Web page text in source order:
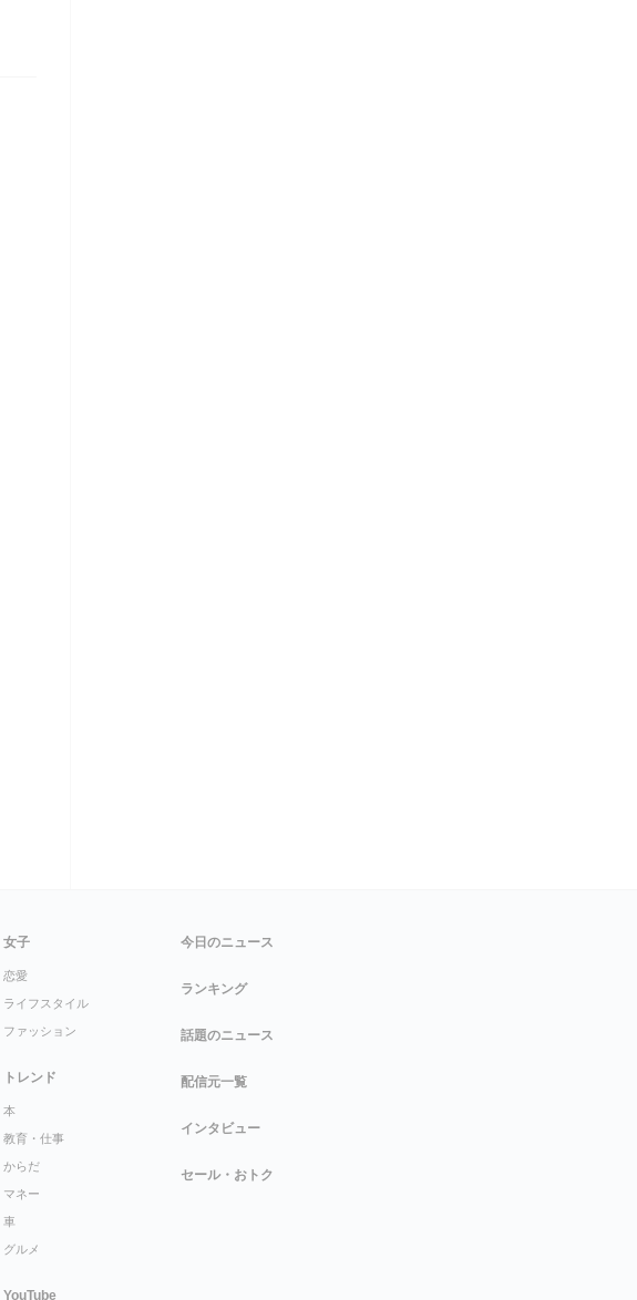
女子
恋愛
ライフスタイル
ファッション
トレンド
本
教育・仕事
からだ
マネー
車
グルメ
YouTube
今日のニュース
ランキング
話題のニュース
配信元一覧
インタビュー
セール・おトク